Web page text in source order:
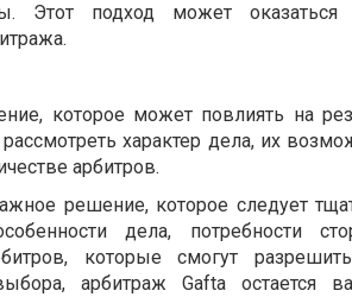
Этот подход может оказаться
которое может повлиять на
характер дела, их
арбитров.
решение, которое следует
дела, потребности
которые смогут
арбитраж Gafta остается